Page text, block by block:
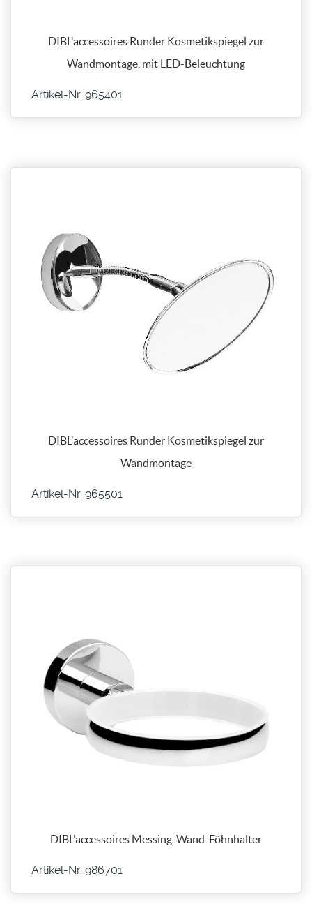
DIBL'accessoires Runder Kosmetikspiegel zur
Wandmontage, mit LED-Beleuchtung
Artikel-Nr. 965401
DIBL'accessoires Runder Kosmetikspiegel zur
Wandmontage
Artikel-Nr. 965501
DIBL'accessoires Messing-Wand-Föhnhalter
Artikel-Nr. 986701